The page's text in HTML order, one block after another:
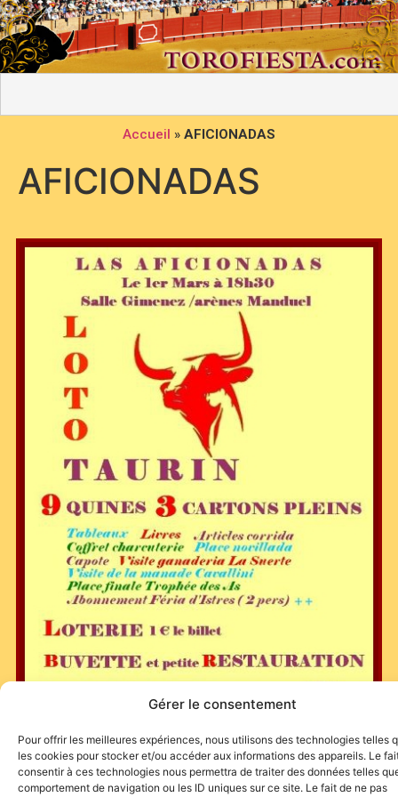
Gérer le consentement
Pour offrir les meilleures expériences, nous utilisons des technologies telles
les cookies pour stocker et/ou accéder aux informations des appareils. Le
consentir à ces technologies nous permettra de traiter des données telles
comportement de navigation ou les ID uniques sur ce site. Le fait de ne pas
Accueil » AFICIONADAS
AFICIONADAS